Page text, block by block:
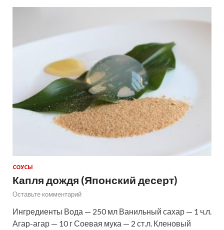
СОУСЫ
Капля дождя (Японский десерт)
Оставьте комментарий
Ингредиенты Вода — 250 мл Ванильный сахар — 1 ч.л.
Агар-агар — 10 г Соевая мука — 2 ст.л. Кленовый